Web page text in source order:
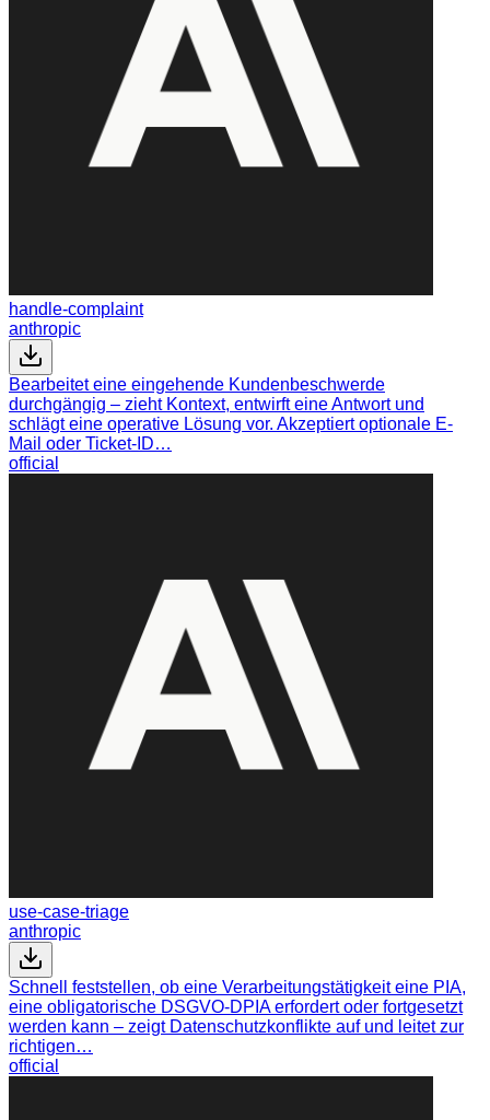
handle-complaint
anthropic
Bearbeitet eine eingehende Kundenbeschwerde
durchgängig – zieht Kontext, entwirft eine Antwort und
schlägt eine operative Lösung vor. Akzeptiert optionale E-
Mail oder Ticket-ID…
official
use-case-triage
anthropic
Schnell feststellen, ob eine Verarbeitungstätigkeit eine PIA,
eine obligatorische DSGVO-DPIA erfordert oder fortgesetzt
werden kann – zeigt Datenschutzkonflikte auf und leitet zur
richtigen…
official